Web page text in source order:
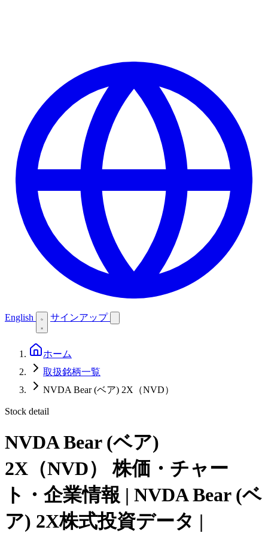
English サインアップ
ホーム
取扱銘柄一覧
NVDA Bear (ベア) 2X（NVD）
Stock detail
NVDA Bear (ベア)
2X（NVD）
株価・チャー
ト・企業情報 | NVDA Bear (ベ
ア) 2X株式投資データ |